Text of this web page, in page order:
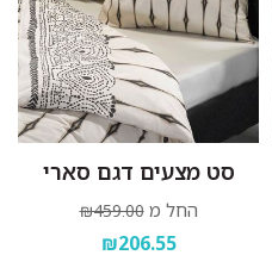
סט מצעים דגם סארי
החל מ ₪459.00
₪206.55